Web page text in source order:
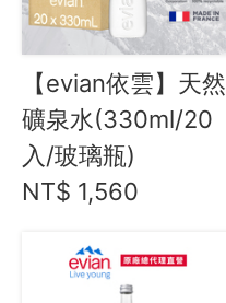
【evian依雲】天然
礦泉水(330ml/20
入/玻璃瓶)
NT$ 1,560